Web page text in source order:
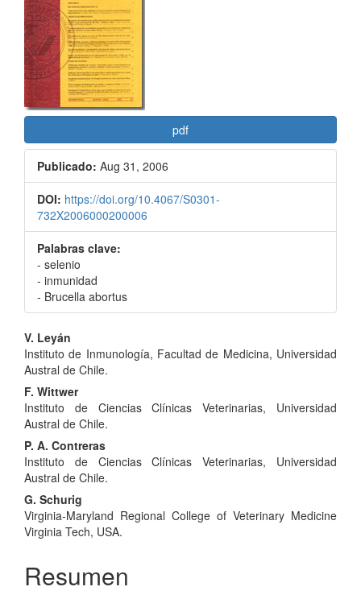
del
artículo
pdf
Publicado: Aug 31, 2006
DOI: https://doi.org/10.4067/S0301-
732X2006000200006
Palabras clave:
- selenio
- inmunidad
- Brucella abortus
Contenido
principal
del
artículo
V. Leyán
Instituto de Inmunología, Facultad de Medicina, Universidad
Austral de Chile.
F. Wittwer
Instituto de Ciencias Clínicas Veterinarias, Universidad
Austral de Chile.
P. A. Contreras
Instituto de Ciencias Clínicas Veterinarias, Universidad
Austral de Chile.
G. Schurig
Virginia-Maryland Regional College of Veterinary Medicine
Virginia Tech, USA.
Resumen